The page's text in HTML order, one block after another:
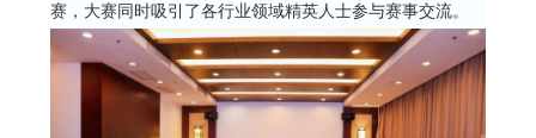
赛，大赛同时吸引了各行业领域精英人士参与赛事交流。